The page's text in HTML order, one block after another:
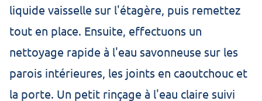
liquide vaisselle sur l'étagère, puis remettez
tout en place. Ensuite, effectuons un
nettoyage rapide à l'eau savonneuse sur les
parois intérieures, les joints en caoutchouc et
la porte. Un petit rinçage à l'eau claire suivi